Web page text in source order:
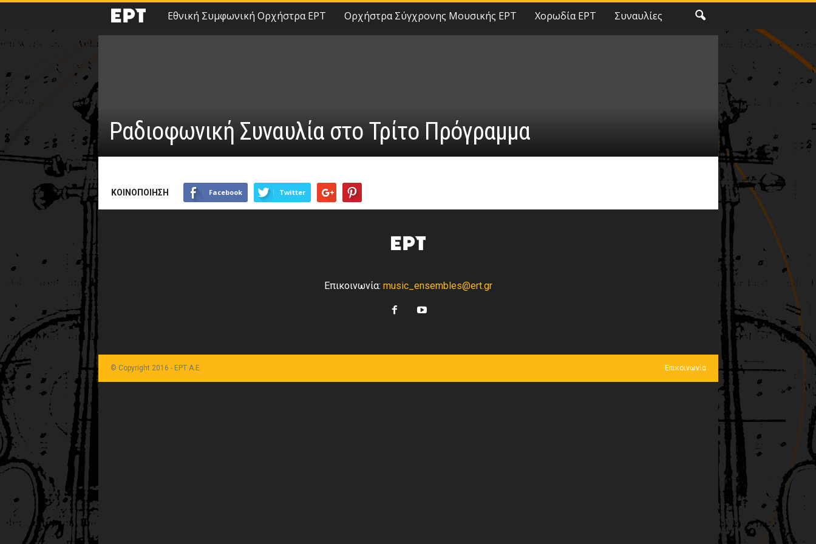
Εθνική Συμφωνική Ορχήστρα ΕΡΤ Ορχήστρα Σύγχρονης Μουσικής ΕΡΤ Χορωδία ΕΡΤ Συναυλίες
Ραδιοφωνική Συναυλία στο Τρίτο Πρόγραμμα
ΚΟΙΝΟΠΟΙΗΣΗ Facebook Twitter
Επικοινωνία: music_ensembles@ert.gr
© Copyright 2016 - ΕΡΤ Α.Ε. Επικοινωνία